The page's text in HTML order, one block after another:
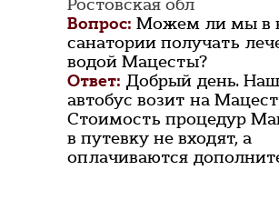
Ростовская обл
Вопрос: Можем ли мы в
санатории получать
водой Мацесты?
Ответ: Добрый день. Наш
автобус возит на
Стоимость процедур
в путевку не входят, а
оплачиваются